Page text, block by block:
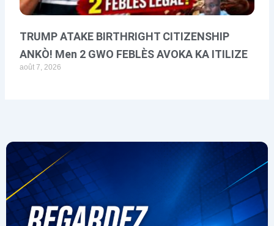
TRUMP ATAKE BIRTHRIGHT CITIZENSHIP
ANKÒ! Men 2 GWO FEBLÈS AVOKA KA ITILIZE
août 7, 2026